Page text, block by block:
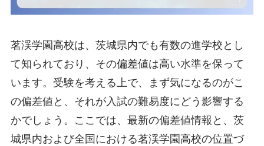
茗渓学園高校は、茨城県内でも有数の進学校とし
て知られており、その偏差値は高い水準を保って
います。受験を考える上で、まず気になるのがこ
の偏差値と、それが入試の難易度にどう影響する
かでしょう。ここでは、最新の偏差値情報と、茨
城県内および全国における茗渓学園高校の位置づ